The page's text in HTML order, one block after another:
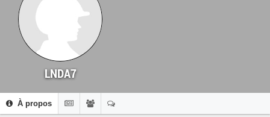
LNDA7
À propos